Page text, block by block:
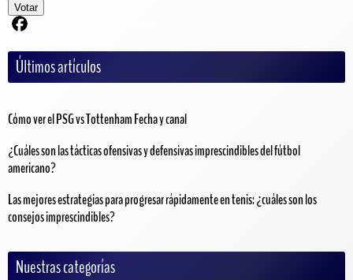
Votar
Últimos artículos
Cómo ver el PSG vs Tottenham Fecha y canal
¿Cuáles son las tácticas ofensivas y defensivas imprescindibles del fútbol
americano?
Las mejores estrategias para progresar rápidamente en tenis: ¿cuáles son los
consejos imprescindibles?
Nuestras categorías